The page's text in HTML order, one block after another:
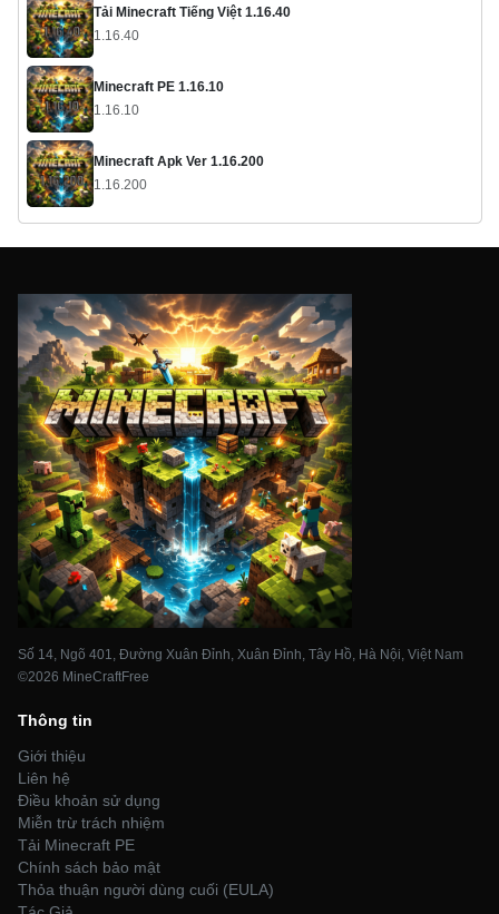
Tải Minecraft Tiếng Việt 1.16.40
1.16.40
Minecraft PE 1.16.10
1.16.10
Minecraft Apk Ver 1.16.200
1.16.200
Số 14, Ngõ 401, Đường Xuân Đỉnh, Xuân Đỉnh, Tây Hồ, Hà Nội, Việt Nam
©2026 MineCraftFree
Thông tin
Giới thiệu
Liên hệ
Điều khoản sử dụng
Miễn trừ trách nhiệm
Tải Minecraft PE
Chính sách bảo mật
Thỏa thuận người dùng cuối (EULA)